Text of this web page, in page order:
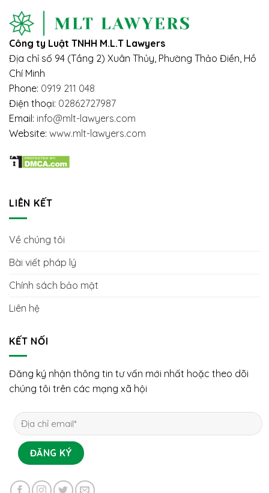
TÁC
ĐẾN
NGƯỜI
LAO
TY
TRÁCH
NHIỆM
HẠN
Công ty Luật TNHH M.L.T Lawyers
Địa chỉ số 94 (Tầng 2) Xuân Thủy, Phường Thảo Điền, Hồ
Chí Minh
Phone: 0919 211 048
Điện thoại: 02862727987
Email: info@mlt-lawyers.com
Website: www.mlt-lawyers.com
LIÊN KẾT
Về chúng tôi
Bài viết pháp lý
Chính sách bảo mật
Liên hệ
KẾT NỐI
Đăng ký nhận thông tin tư vấn mới nhất hoặc theo dõi
chúng tôi trên các mạng xã hội